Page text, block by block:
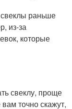
раньше
из-за
которые
свеклу, проще
точно скажут,